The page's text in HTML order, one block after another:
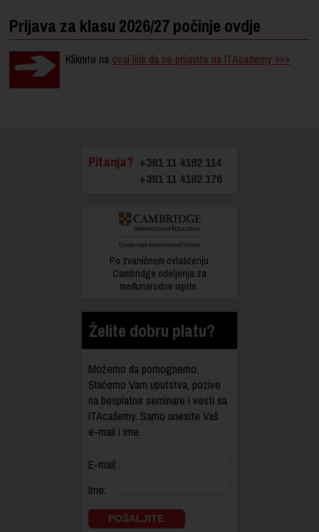
Prijava za klasu 2026/27 počinje ovdje
Kliknite na ovaj link da se prijavite na ITAcademy »»»
Pitanja? +381 11 4182 114
+381 11 4182 176
Po zvaničnom ovlašćenju
Cambridge odeljenja za
međunarodne ispite.
Želite dobru platu?
Možemo da pomognemo.
Slaćemo Vam uputstva, pozive
na besplatne seminare i vesti sa
ITAcademy. Samo unesite Vaš
e-mail i ime.
E-mail:
Ime: